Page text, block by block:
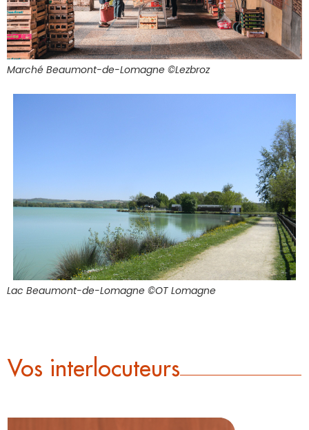
Marché Beaumont-de-Lomagne ©Lezbroz
Lac Beaumont-de-Lomagne ©OT Lomagne
Vos interlocuteurs